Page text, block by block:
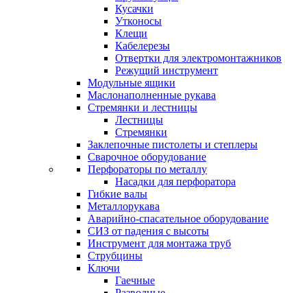
Кусачки
Утконосы
Клещи
Кабелерезы
Отвертки для электромонтажников
Режущий инструмент
Модульные ящики
Маслонаполненные рукава
Стремянки и лестницы
Лестницы
Стремянки
Заклепочные пистолеты и степлеры
Сварочное оборудование
Перфораторы по металлу
Насадки для перфоратора
Гибкие валы
Металлорукава
Аварийно-спасательное оборудование
СИЗ от падения с высоты
Инструмент для монтажа труб
Струбцины
Ключи
Гаечные